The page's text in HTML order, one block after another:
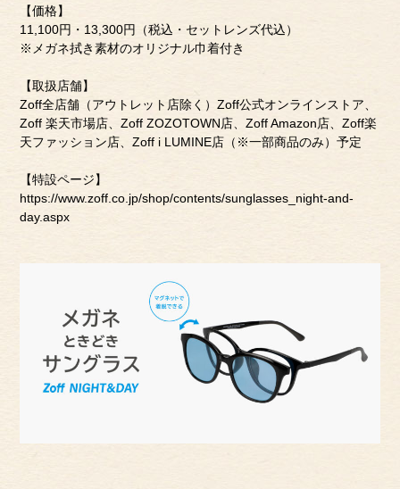
【価格】
11,100円・13,300円（税込・セットレンズ代込）
※メガネ拭き素材のオリジナル巾着付き
【取扱店舗】
Zoff全店舗（アウトレット店除く）Zoff公式オンラインストア、
Zoff 楽天市場店、Zoff ZOZOTOWN店、Zoff Amazon店、Zoff楽
天ファッション店、Zoff i LUMINE店（※一部商品のみ）予定
【特設ページ】
https://www.zoff.co.jp/shop/contents/sunglasses_night-and-
day.aspx